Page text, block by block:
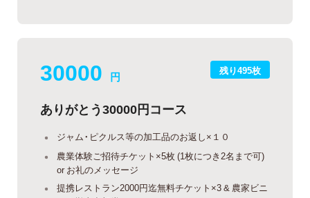
残り495枚
30000 円
ありがとう30000円コース
ジャム・ピクルス等の加工品のお返し×１０
農業体験ご招待チケット×5枚 (1枚につき2名まで可)
or お礼のメッセージ
提携レストラン2000円迄無料チケット×3 & 農家ビニ